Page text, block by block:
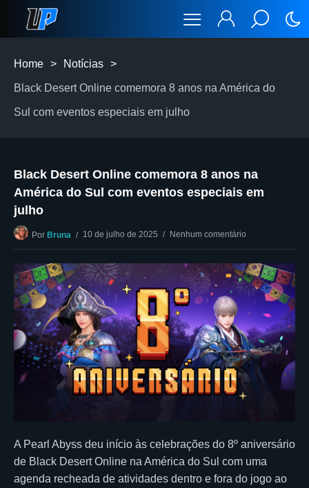
Home > Notícias >
Black Desert Online comemora 8 anos na América do
Sul com eventos especiais em julho
Black Desert Online comemora 8 anos na
América do Sul com eventos especiais em
julho
Por Bruna 10 de julho de 2025 Nenhum comentário
A Pearl Abyss deu início às celebrações do 8º aniversário
de Black Desert Online na América do Sul com uma
agenda recheada de atividades dentro e fora do jogo ao